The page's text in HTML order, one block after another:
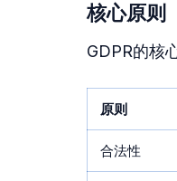
核心原则
GDPR的核
原则
合法性